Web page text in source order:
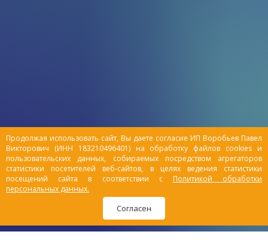
Продолжая использовать сайт, Вы даете согласие ИП Воробьев Павел
Викторович (ИНН 183210496401) на обработку файлов cookies и
пользовательских данных, собираемых посредством агрегаторов
статистики посетителей веб-сайтов, в целях ведения статистики
посещений сайта в соответствии с Политикой обработки
персональных данных.
Согласен